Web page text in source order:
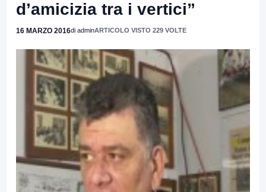
d’amicizia tra i vertici”
16 MARZO 2016di adminARTICOLO VISTO 229 VOLTE